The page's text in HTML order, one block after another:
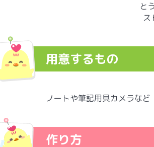
と
ス
用意するもの
ノートや筆記用具カメラなど
作り方